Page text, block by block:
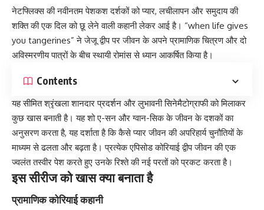
नेटफ्लिक्स की नवीनतम पेशकश दर्शकों को प्यार, लचीलापन और समुदाय की
शक्ति की एक दिल को छू लेने वाली कहानी लेकर आई है। “when life gives
you tangerines” ने जेजू द्वीप पर जीवन के अपने प्रामाणिक चित्रण और दो
अविस्मरणीय पात्रों के बीच स्थायी रोमांस से ध्यान आकर्षित किया है।
Contents
यह सीमित श्रृंखला शानदार प्रदर्शन और लुभावनी सिनेमैटोग्राफी को मिलाकर
कुछ खास बनाती है। यह शो ए-सन और ग्वान-सिक के जीवन के दशकों का
अनुसरण करता है, यह दर्शाता है कि कैसे प्यार जीवन की अपरिहार्य चुनौतियों के
माध्यम से ढलता और बढ़ता है। प्रत्येक एपिसोड कोरियाई द्वीप जीवन की एक
ज्वलंत तस्वीर पेश करते हुए उनके रिश्ते की नई परतों को प्रकट करता है।
इस सीरीज को खास क्या बनाता है
प्रामाणिक कोरियाई कहानी